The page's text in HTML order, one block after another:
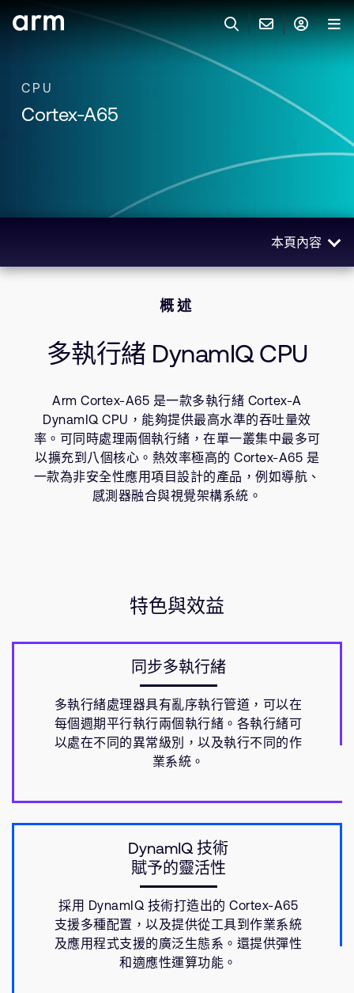
Skip to Main Content
聯絡技術支援
Flexible Access 企業版
其他事項
媒體聯絡
研究合作
網站
投資者
通報安全漏洞
Tel: + 44(1223) 400 400 [main reception]
Fax: + 44(1223) 400 410
查詢全球辦公室
Arm 帳號
產品
公司資訊
CPU
Cortex-A65
本頁內容
概述
資源
概述
多執行緒 DynamIQ CPU
Arm Cortex-A65 是一款多執行緒 Cortex-A
DynamIQ CPU，能夠提供最高水準的吞吐量效
率。可同時處理兩個執行緒，在單一叢集中最多可
以擴充到八個核心。熱效率極高的 Cortex-A65 是
一款為非安全性應用項目設計的產品，例如導航、
感測器融合與視覺架構系統。
特色與效益
同步多執行緒
多執行緒處理器具有亂序執行管道，可以在
每個週期平行執行兩個執行緒。各執行緒可
以處在不同的異常級別，以及執行不同的作
業系統。
DynamIQ 技術
賦予的靈活性
採用 DynamIQ 技術打造出的 Cortex-A65
支援多種配置，以及提供從工具到作業系統
及應用程式支援的廣泛生態系。還提供彈性
和適應性運算功能。